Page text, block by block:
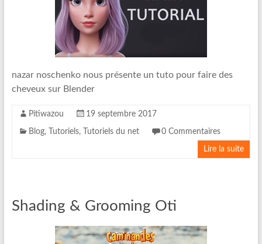
nazar noschenko nous présente un tuto pour faire des
cheveux sur Blender
Pitiwazou 19 septembre 2017
Blog, Tutoriels, Tutoriels du net 0 Commentaires
Lire la suite
Shading & Grooming Oti